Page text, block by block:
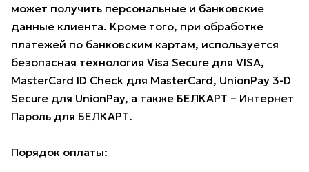
может получить персональные и банковские
данные клиента. Кроме того, при обработке
платежей по банковским картам, используется
безопасная технология Visa Secure для VISA,
MasterCard ID Check для MasterCard, UnionPay 3-D
Secure для UnionPay, а также БЕЛКАРТ – Интернет
Пароль для БЕЛКАРТ.
Порядок оплаты: